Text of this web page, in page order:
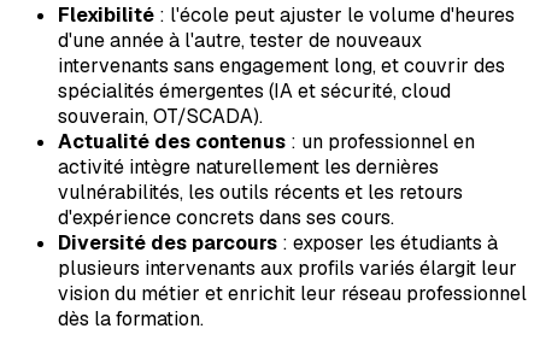
Flexibilité : l'école peut ajuster le volume d'heures
d'une année à l'autre, tester de nouveaux
intervenants sans engagement long, et couvrir des
spécialités émergentes (IA et sécurité, cloud
souverain, OT/SCADA).
Actualité des contenus : un professionnel en
activité intègre naturellement les dernières
vulnérabilités, les outils récents et les retours
d'expérience concrets dans ses cours.
Diversité des parcours : exposer les étudiants à
plusieurs intervenants aux profils variés élargit leur
vision du métier et enrichit leur réseau professionnel
dès la formation.